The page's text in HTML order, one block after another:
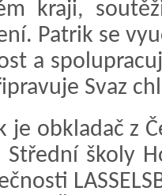
kraji,
Patrik se
a
Svaz
je obkladač z
Střední školy